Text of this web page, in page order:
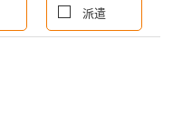
派遣